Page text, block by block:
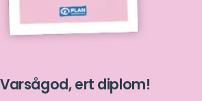
Varsågod, ert diplom!